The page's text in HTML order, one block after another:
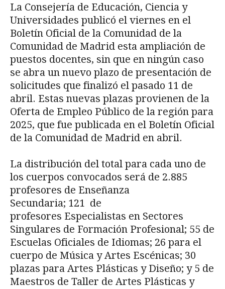
La Consejería de Educación, Ciencia y
Universidades publicó el viernes en el
Boletín Oficial de la Comunidad de la
Comunidad de Madrid esta ampliación de
puestos docentes, sin que en ningún caso
se abra un nuevo plazo de presentación de
solicitudes que finalizó el pasado 11 de
abril. Estas nuevas plazas provienen de la
Oferta de Empleo Público de la región para
2025, que fue publicada en el Boletín Oficial
de la Comunidad de Madrid en abril.
La distribución del total para cada uno de
los cuerpos convocados será de 2.885
profesores de Enseñanza
Secundaria; 121 de
profesores Especialistas en Sectores
Singulares de Formación Profesional; 55 de
Escuelas Oficiales de Idiomas; 26 para el
cuerpo de Música y Artes Escénicas; 30
plazas para Artes Plásticas y Diseño; y 5 de
Maestros de Taller de Artes Plásticas y